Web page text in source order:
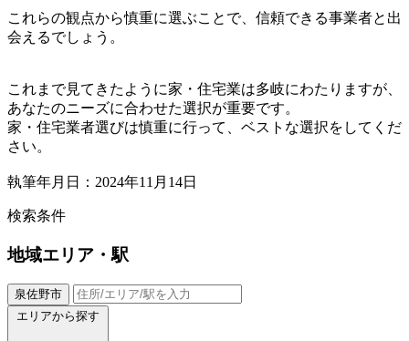
これらの観点から慎重に選ぶことで、信頼できる事業者と出
会えるでしょう。
これまで見てきたように家・住宅業は多岐にわたりますが、
あなたのニーズに合わせた選択が重要です。
家・住宅業者選びは慎重に行って、ベストな選択をしてくだ
さい。
執筆年月日：2024年11月14日
検索条件
地域エリア・駅
泉佐野市
エリアから探す